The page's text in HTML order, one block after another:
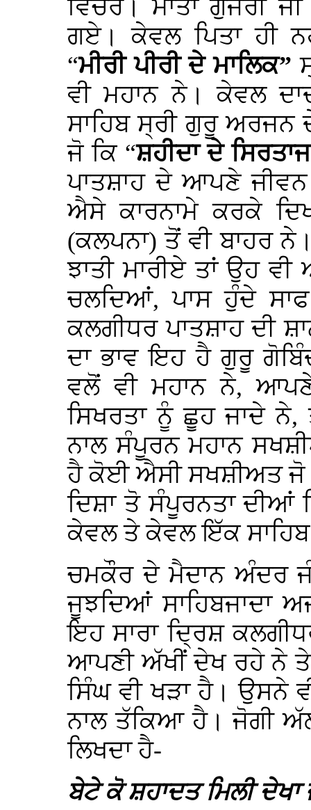
ਵਿਚਰੇ। ਮਾਤਾ ਗੁਜਰੀ
ਗਏ। ਕੇਵਲ ਪਿਤਾ ਹੀ
“ਮੀਰੀ ਪੀਰੀ ਦੇ ਮਾਲਿਕ”
ਵੀ ਮਹਾਨ ਨੇ। ਕੇਵਲ
ਸਾਹਿਬ ਸ੍ਰੀ ਗੁਰੂ ਅਰਜਨ
ਜੋ ਕਿ “ਸ਼ਹੀਦਾ ਦੇ
ਪਾਤਸ਼ਾਹ ਦੇ ਆਪਣੇ ਜੀਵਨ
ਐਸੇ ਕਾਰਨਾਮੇ ਕਰਕੇ
(ਕਲਪਨਾ) ਤੋਂ ਵੀ ਬਾਹਰ
ਝਾਤੀ ਮਾਰੀਏ ਤਾਂ ਉਹ
ਚਲਦਿਆਂ, ਪਾਸ ਹੁੰਦੇ
ਕਲਗੀਧਰ ਪਾਤਸ਼ਾਹ ਦੀ
ਦਾ ਭਾਵ ਇਹ ਹੈ ਗੁਰੂ
ਵਲੋਂ ਵੀ ਮਹਾਨ ਨੇ,
ਸਿਖਰਤਾ ਨੂੰ ਛੂਹ ਜਾਦੇ ਨੇ,
ਨਾਲ ਸੰਪੂਰਨ ਮਹਾਨ
ਹੈ ਕੋਈ ਐਸੀ ਸਖਸ਼ੀਅਤ ਜੋ
ਦਿਸ਼ਾ ਤੋ ਸੰਪੂਰਨਤਾ ਦੀਆਂ
ਕੇਵਲ ਤੇ ਕੇਵਲ ਇੱਕ
ਚਮਕੌਰ ਦੇ ਮੈਦਾਨ ਅੰਦਰ
ਜੂਝਦਿਆਂ ਸਾਹਿਬਜਾਦਾ
ਇਹ ਸਾਰਾ ਦ੍ਰਿਸ਼
ਆਪਣੀ ਅੱਖੀਂ ਦੇਖ ਰਹੇ ਨੇ ਤੇ
ਸਿੰਘ ਵੀ ਖੜਾ ਹੈ। ਉਸਨੇ
ਨਾਲ ਤੱਕਿਆ ਹੈ। ਜੋਗੀ
ਲਿਖਦਾ ਹੈ-
ਬੇਟੇ ਕੋ ਸ਼ਹਾਦਤ ਮਿਲੀ